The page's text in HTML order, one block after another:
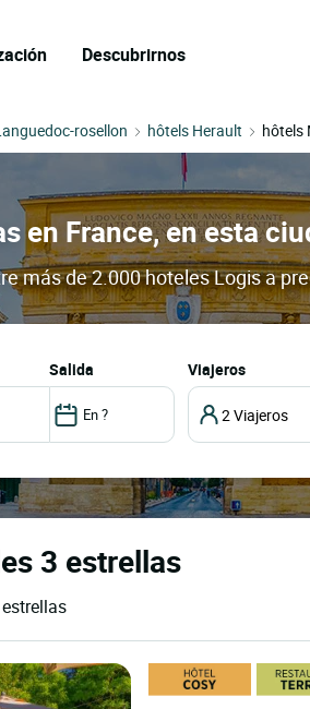
Descubrirnos
rosellon hôtels Herault hôtels
en France, en esta
más de 2.000 hoteles Logis a
salida Viajeros
2 Viajeros
3 estrellas